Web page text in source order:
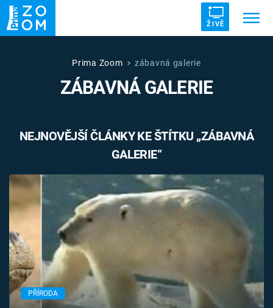
ŽIVĚ
ZRÁDCI UFO DRUHÁ SVĚTOVÁ VÁLKA
VETŘELCI DÁVNOVĚKU
Témata
Pořady
TV Program
Časopis
Prima Zoom zábavná galerie
ZÁBAVNÁ GALERIE
NEJNOVĚJŠÍ ČLÁNKY KE ŠTÍTKU „ZÁBAVNÁ
GALERIE“
PŘÍRODA